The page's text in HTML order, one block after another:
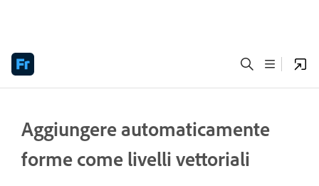
Aggiungere automaticamente
forme come livelli vettoriali